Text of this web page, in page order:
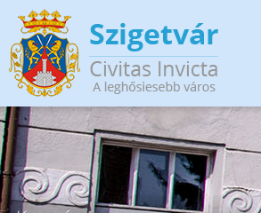
Ugrás a tartalomra